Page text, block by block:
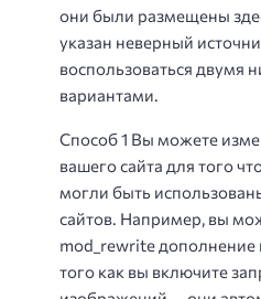
они были размещены
указан неверный
воспользоваться
вариантами.
Способ 1 Вы можете
вашего сайта для того
могли быть
сайтов. Например, вы
mod_rewrite дополнение
того как вы включите